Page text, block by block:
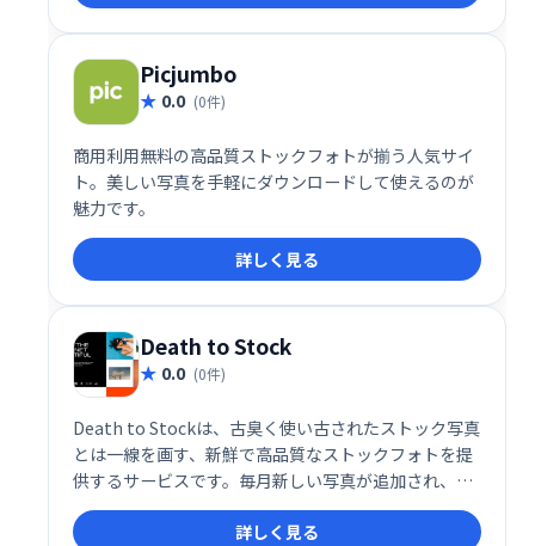
Picjumbo
0.0 (0件)
商用利用無料の高品質ストックフォトが揃う人気サイ
ト。美しい写真を手軽にダウンロードして使えるのが
魅力です。
詳しく見る
Death to Stock
0.0 (0件)
Death to Stockは、古臭く使い古されたストック写真
とは一線を画す、新鮮で高品質なストックフォトを提
供するサービスです。毎月新しい写真が追加され、あ
なたのクリエイティブなプロジェクトをより魅力的に
演出します。 無料でご利用いただけます。
詳しく見る